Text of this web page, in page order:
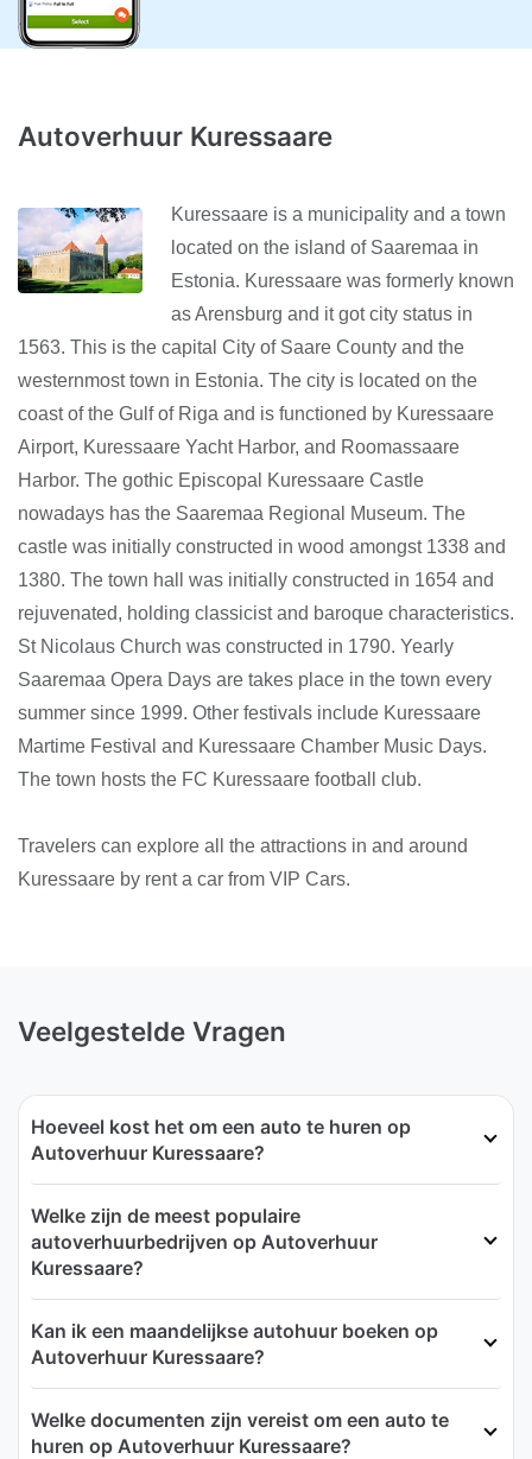
Autoverhuur Kuressaare
Kuressaare is a municipality and a town
located on the island of Saaremaa in
Estonia. Kuressaare was formerly known
as Arensburg and it got city status in
1563. This is the capital City of Saare County and the
westernmost town in Estonia. The city is located on the
coast of the Gulf of Riga and is functioned by Kuressaare
Airport, Kuressaare Yacht Harbor, and Roomassaare
Harbor. The gothic Episcopal Kuressaare Castle
nowadays has the Saaremaa Regional Museum. The
castle was initially constructed in wood amongst 1338 and
1380. The town hall was initially constructed in 1654 and
rejuvenated, holding classicist and baroque characteristics.
St Nicolaus Church was constructed in 1790. Yearly
Saaremaa Opera Days are takes place in the town every
summer since 1999. Other festivals include Kuressaare
Martime Festival and Kuressaare Chamber Music Days.
The town hosts the FC Kuressaare football club.
Travelers can explore all the attractions in and around
Kuressaare by rent a car from VIP Cars.
Veelgestelde Vragen
Hoeveel kost het om een auto te huren op
Autoverhuur Kuressaare?
Welke zijn de meest populaire
autoverhuurbedrijven op Autoverhuur
Kuressaare?
Kan ik een maandelijkse autohuur boeken op
Autoverhuur Kuressaare?
Welke documenten zijn vereist om een auto te
huren op Autoverhuur Kuressaare?